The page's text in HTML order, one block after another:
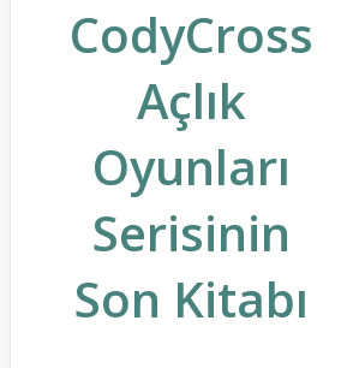
CodyCross
Açlık
Oyunları
Serisinin
Son Kitabı